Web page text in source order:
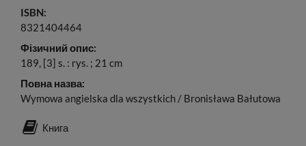
ISBN:
8321404464
Фізичний опис:
189, [3] s. : rys. ; 21 cm
Повна назва:
Wymowa angielska dla wszystkich / Bronisława Bałutowa
Книга